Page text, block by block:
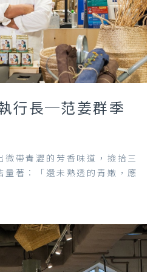
行長─范姜群季
微帶青澀的芳香味道，撿拾三
量著：「還未熟透的青嫩，應